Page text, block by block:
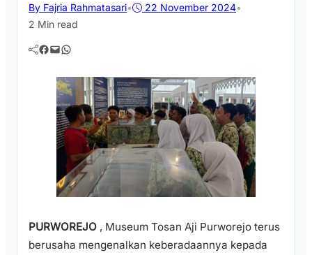
By Fajria Rahmatasari• 22 November 2024•
2 Min read
Facebook Mail WhatsApp
PURWOREJO , Museum Tosan Aji Purworejo terus
berusaha mengenalkan keberadaannya kepada